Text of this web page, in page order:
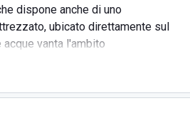
dispone anche di uno
ubicato direttamente sul
vanta l'ambito
rappresenta la location adatta non
giornate in spiaggia, ma anche